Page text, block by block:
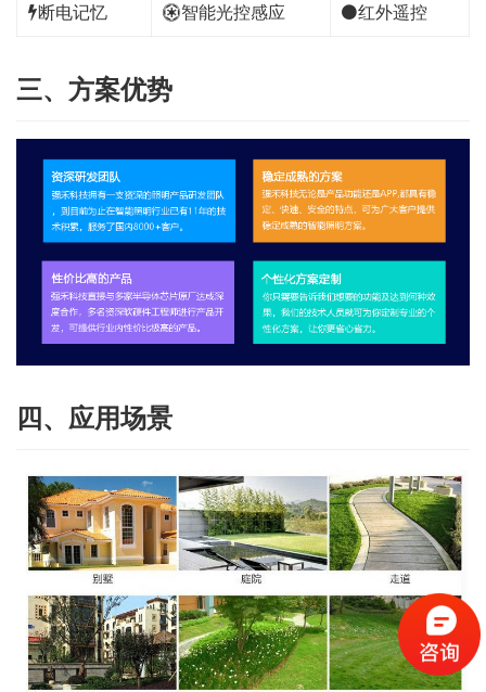
断电记忆 智能光控感应 红外遥控
三、方案优势
四、应用场景